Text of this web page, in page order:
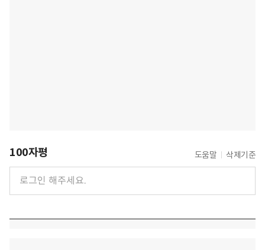
100자평 도움말 삭제기준